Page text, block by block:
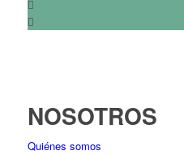
NOSOTROS
Quiénes somos